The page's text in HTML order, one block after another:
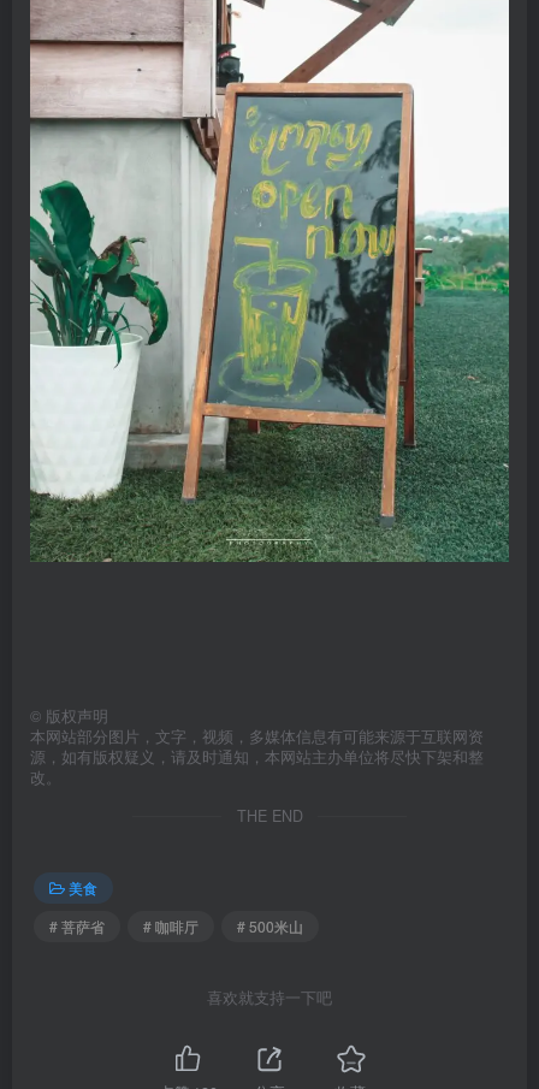
© 版权声明
本网站部分图片，文字，视频，多媒体信息有可能来源于互联网资
源，如有版权疑义，请及时通知，本网站主办单位将尽快下架和整
改。
THE END
美食
# 菩萨省
# 咖啡厅 # 500米山
喜欢就支持一下吧